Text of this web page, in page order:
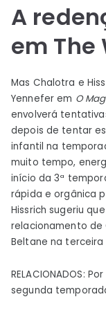
A
em The
Mas Chalotra e
Yennefer em O
envolverá
depois de tentar
infantil na
muito tempo,
início da 3ª
rápida e orgânica
Hissrich sugeriu
relacionamento de
Beltane na
RELACIONADOS:
segunda